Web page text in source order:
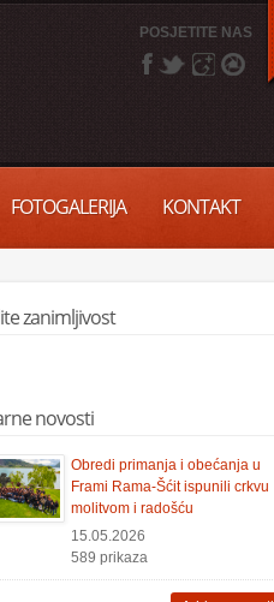
POSJETITE NAS
FOTOGALERIJA KONTAKT
zanimljivost
novosti
Obredi primanja i obećanja u
Frami Rama-Šćit ispunili crkvu
molitvom i radošću
15.05.2026
589 prikaza